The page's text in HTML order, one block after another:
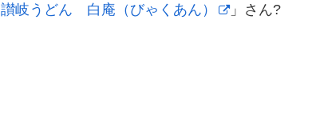
讃岐うどん 白庵（びゃくあん） 」さん?